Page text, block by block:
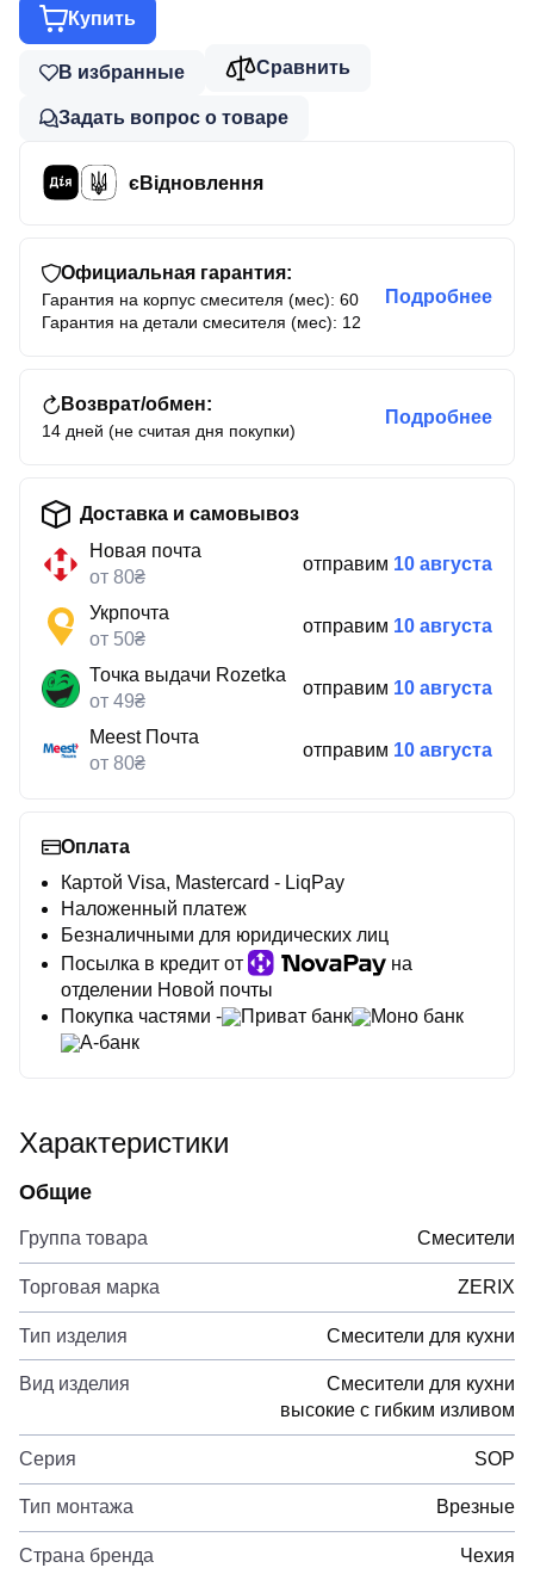
Купить
В избранные Сравнить
Задать вопрос о товаре
єВідновлення
Официальная гарантия:
Гарантия на корпус смесителя (мес): 60
Гарантия на детали смесителя (мес): 12
Подробнее
Возврат/обмен:
14 дней (не считая дня покупки)
Подробнее
Доставка и самовывоз
Новая почта
от 80₴
отправим 10 августа
Укрпочта
от 50₴
отправим 10 августа
Точка выдачи Rozetka
от 49₴
отправим 10 августа
Meest Почта
от 80₴
отправим 10 августа
Оплата
Картой Visa, Mastercard - LiqPay
Наложенный платеж
Безналичными для юридических лиц
Посылка в кредит от
на
отделении Новой почты
Покупка частями -
Приват банк
Моно банк
А-банк
Характеристики
Общие
Группа товара Смесители
Торговая марка ZERIX
Тип изделия Смесители для кухни
Вид изделия
Смесители для кухни
высокие с гибким изливом
Серия SOP
Тип монтажа Врезные
Страна бренда Чехия